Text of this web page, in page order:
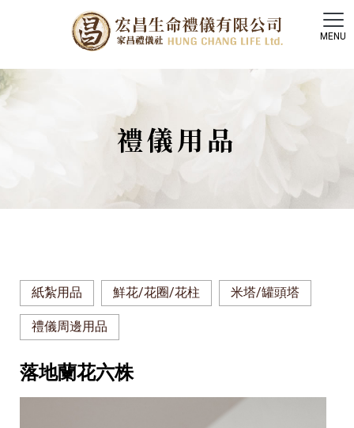
禮儀用品
紙紮用品 鮮花/花圈/花柱 米塔/罐頭塔
禮儀周邊用品
落地蘭花六株